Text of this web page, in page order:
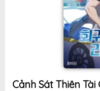
Cảnh Sát Thiên Tài